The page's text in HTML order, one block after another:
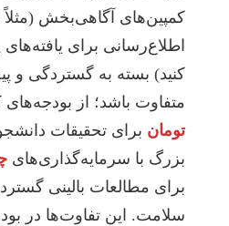
کمپین‌های آگاهی‌بخش (مثلاً اگر
اطلاع‌رسانی برای یافته‌های
کنید) بسته به گستردگی و
متفاوت باشد؛ از بودجه‌های کوچک
برای تحقیقات دانشجویی
بزرگ با سرمایه‌گذاری‌های چند ده
برای مطالعات بالینی گسترده یا
سلامت. این تفاوت‌ها در